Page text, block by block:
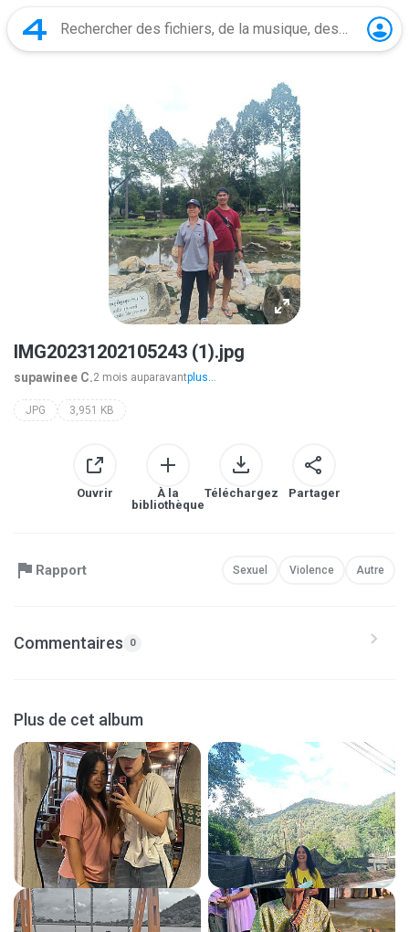
IMG20231202105243 (1).jpg
supawinee C.2 mois auparavantplus...
JPG 3,951 KB
Ouvrir
À la
bibliothèque
Téléchargez Partager
Rapport Sexuel Violence Autre
Commentaires 0
Plus de cet album